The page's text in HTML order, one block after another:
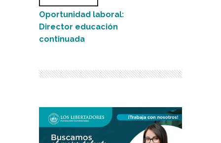
Oportunidad laboral:
Director educación
continuada